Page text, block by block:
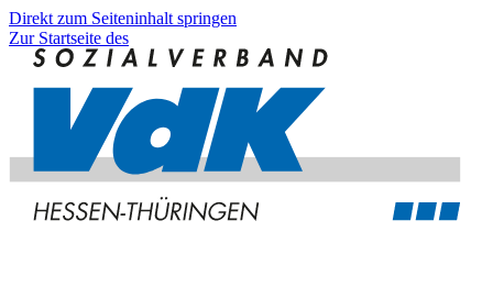
Direkt zum Seiteninhalt springen
Zur Startseite des